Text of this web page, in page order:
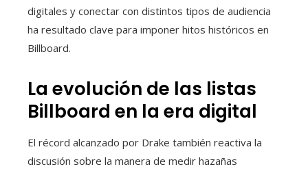
digitales y conectar con distintos tipos de audiencia
ha resultado clave para imponer hitos históricos en
Billboard.
La evolución de las listas
Billboard en la era digital
El récord alcanzado por Drake también reactiva la
discusión sobre la manera de medir hazañas